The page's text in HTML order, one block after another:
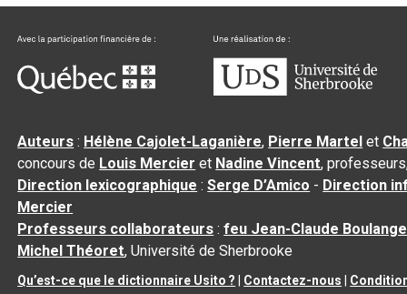
Auteurs : Hélène Cajolet-Laganière, Pierre Martel et
concours de Louis Mercier et Nadine Vincent,
Direction lexicographique :Serge D’Amico - Direction
Mercier
Professeurs collaborateurs :feu Jean-Claude
Michel Théoret, Université de Sherbrooke
Qu’est-ce que le dictionnaire Usito ? Contactez-nous